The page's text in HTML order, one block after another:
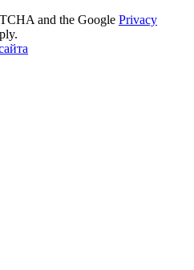
and the Google Privacy